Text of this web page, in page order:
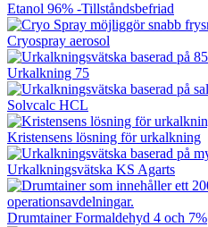
Etanol 96% -Tillståndsbefriad
Cryospray aerosol
Urkalkning 75
Solvcalc HCL
Kristensens lösning för urkalkning
Urkalkningsvätska KS Agarts
Drumtainer Formaldehyd 4 och 7%